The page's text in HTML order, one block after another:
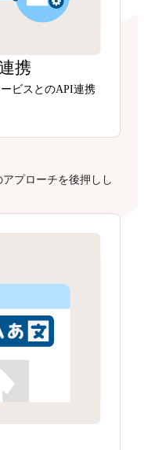
携
ビスとのAPI連携
プローチを後押しし